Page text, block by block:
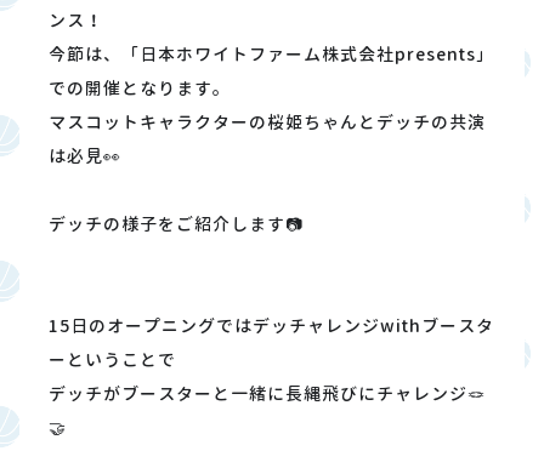
ンス！
今節は、「日本ホワイトファーム株式会社presents」
での開催となります。
マスコットキャラクターの桜姫ちゃんとデッチの共演
は必見👀
デッチの様子をご紹介します📷
15日のオープニングではデッチャレンジwithブースタ
ーということで
デッチがブースターと一緒に長縄飛びにチャレンジ🪢
🤝